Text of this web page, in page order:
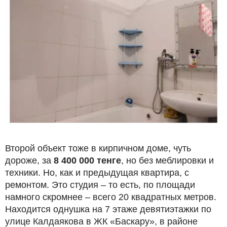
Второй объект тоже в кирпичном доме, чуть
дороже, за 8 400 000 тенге, но без меблировки и
техники. Но, как и предыдущая квартира, с
ремонтом. Это студия – то есть, по площади
намного скромнее – всего 20 квадратных метров.
Находится однушка на 7 этаже девятиэтажки по
улице Калдаякова в ЖК «Баскару», в районе